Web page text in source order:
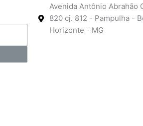
Avenida Antônio Abrahão
820 cj. 812 - Pampulha -
Horizonte - MG